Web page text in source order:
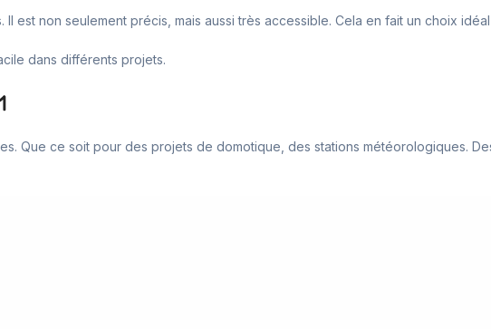
est non seulement précis, mais aussi très accessible. Cela en fait un choix
dans différents projets.
Que ce soit pour des projets de domotique, des stations météorologiques.